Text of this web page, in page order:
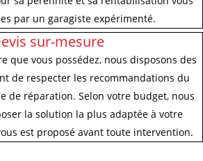
par un garagiste expérimenté.
sur-mesure
que vous possédez, nous disposons des
de respecter les recommandations du
de réparation. Selon votre budget, nous
la solution la plus adaptée à votre
est proposé avant toute intervention.